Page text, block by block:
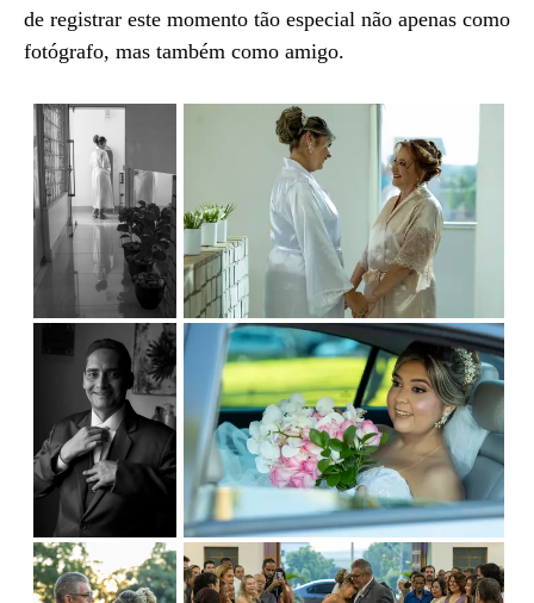
de registrar este momento tão especial não apenas como
fotógrafo, mas também como amigo.